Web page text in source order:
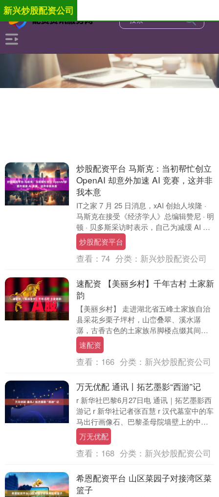
新兴炒股配资公司
炒股配资平台 马斯克：当初帮忙创立
OpenAI 却意外加速 AI 竞赛，这并非
我本意
IT之家 7 月 25 日消息，xAI 创始人埃隆 ·
马斯克在接受《经济学人》总编辑赞尼 · 明
顿 · 贝多斯采访时表示，自己为减缓 AI 领
域权力集中所作的....
炒股配资平台
查看： 74 分类： 新兴炒股配资公司
速配资 【美丽乡村】千年古村 土家新
韵
【美丽乡村】 走进湖北省五峰土家族自治
县采花乡栗子坪村，山峦叠翠、溪水潺
潺，古香古色的土家族吊脚楼点缀其间。
这个村落始建于唐末，因漫山栗树葱郁成
林而得名，是现存....
速配资
查看： 166 分类： 新兴炒股配资公司
万无优配 通讯丨拓艺墨影“西游”记
r 新华社巴黎6月27日电 通讯｜拓艺墨影西
游记 r 新华社记者张百慧 r 汉代墓室中的车
马出行画像石、巴黎圣母院墙壁上的中世
纪涂鸦，两个在时空上本无交集的陌生....
万无优配
查看： 168 分类： 新兴炒股配资公司
希恩配资平台 山区菜园子对接湾区菜
篮子